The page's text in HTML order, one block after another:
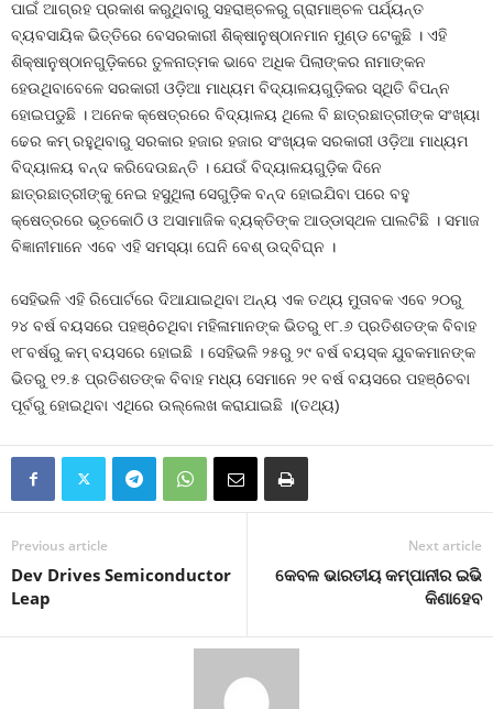
ପାଇଁ ଆଗ୍ରହ ପ୍ରକାଶ କରୁଥିବାରୁ ସହରାଞ୍ଚଳରୁ ଗ୍ରାମାଞ୍ଚଳ ପର୍ଯ୍ୟନ୍ତ
ବ୍ୟବସାୟିକ ଭିତ୍ତିରେ ବେସରକାରୀ ଶିକ୍ଷାନୁଷ୍ଠାନମାନ ମୁଣ୍ଡ ଟେକୁଛି । ଏହି
ଶିକ୍ଷାନୁଷ୍ଠାନଗୁଡ଼ିକରେ ତୁଳନାତ୍ମକ ଭାବେ ଅଧିକ ପିଲାଙ୍କର ନାମାଙ୍କନ
ହେଉଥିବାବେଳେ ସରକାରୀ ଓଡ଼ିଆ ମାଧ୍ୟମ ବିଦ୍ୟାଳୟଗୁଡ଼ିକର ସ୍ଥିତି ବିପନ୍ନ
ହୋଇପଡୁଛି । ଅନେକ କ୍ଷେତ୍ରରେ ବିଦ୍ୟାଳୟ ଥିଲେ ବି ଛାତ୍ରଛାତ୍ରୀଙ୍କ ସଂଖ୍ୟା
ଢେର କମ୍‍ ରହୁଥିବାରୁ ସରକାର ହଜାର ହଜାର ସଂଖ୍ୟକ ସରକାରୀ ଓଡ଼ିଆ ମାଧ୍ୟମ
ବିଦ୍ୟାଳୟ ବନ୍ଦ କରିଦେଉଛନ୍ତି । ଯେଉଁ ବିଦ୍ୟାଳୟଗୁଡ଼ିକ ଦିନେ
ଛାତ୍ରଛାତ୍ରୀଙ୍କୁ ନେଇ ହସୁଥିଲା ସେଗୁଡ଼ିକ ବନ୍ଦ ହୋଇଯିବା ପରେ ବହୁ
କ୍ଷେତ୍ରରେ ଭୂତକୋଠି ଓ ଅସାମାଜିକ ବ୍ୟକ୍ତିଙ୍କ ଆଡ୍ଡାସ୍ଥଳ ପାଲଟିଛି । ସମାଜ
ବିଜ୍ଞାନୀମାନେ ଏବେ ଏହି ସମସ୍ୟା ଘେନି ବେଶ୍‍ ଉଦ୍‍ବିଘ୍ନ ।
ସେହିଭଳି ଏହି ରିପୋର୍ଟରେ ଦିଆଯାଇଥିବା ଅନ୍ୟ ଏକ ତଥ୍ୟ ମୁତାବକ ଏବେ ୨୦ରୁ
୨୪ ବର୍ଷ ବୟସରେ ପହଞ୍ôଚଥିବା ମହିଳାମାନଙ୍କ ଭିତରୁ ୧୮.୬ ପ୍ରତିଶତଙ୍କ ବିବାହ
୧୮ବର୍ଷରୁ କମ୍‍ ବୟସରେ ହୋଇଛି । ସେହିଭଳି ୨୫ରୁ ୨୯ ବର୍ଷ ବୟସ୍କ ଯୁବକମାନଙ୍କ
ଭିତରୁ ୧୨.୫ ପ୍ରତିଶତଙ୍କ ବିବାହ ମଧ୍ୟ ସେମାନେ ୨୧ ବର୍ଷ ବୟସରେ ପହଞ୍ôଚବା
ପୂର୍ବରୁ ହୋଇଥିବା ଏଥିରେ ଉଲ୍ଲେଖ କରାଯାଇଛି ।(ତଥ୍ୟ)
Previous article
Dev Drives Semiconductor
Leap
Next article
କେବଳ ଭାରତୀୟ କମ୍ପାନୀର ଇଭି
କିଣାହେବ